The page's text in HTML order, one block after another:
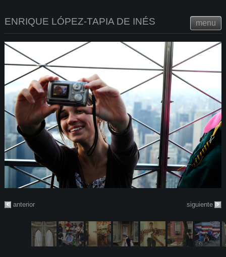
menu
ENRIQUE LÓPEZ-TAPIA DE INÉS
anterior siguiente